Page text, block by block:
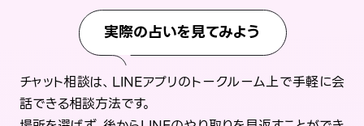
実際の占いを見てみよう
チャット相談は、LINEアプリのトークルーム上で手軽に会
話できる相談方法です。